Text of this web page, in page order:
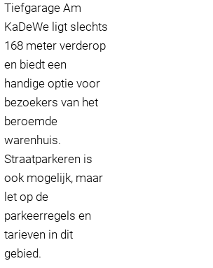
Tiefgarage Am
KaDeWe ligt slechts
168 meter verderop
en biedt een
handige optie voor
bezoekers van het
beroemde
warenhuis.
Straatparkeren is
ook mogelijk, maar
let op de
parkeerregels en
tarieven in dit
gebied.